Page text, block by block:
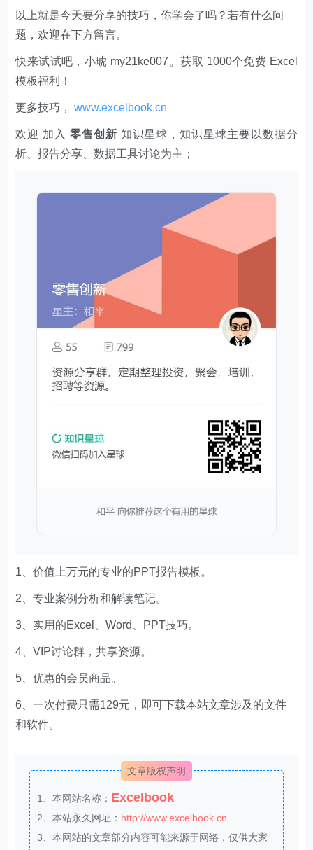
以上就是今天要分享的技巧，你学会了吗？若有什么问
题，欢迎在下方留言。
快来试试吧，小琥 my21ke007。获取 1000个免费 Excel
模板福利​​​​！
更多技巧，www.excelbook.cn
欢迎 加入 零售创新 知识星球，知识星球主要以数据分
析、报告分享、数据工具讨论为主；
1、价值上万元的专业的PPT报告模板。
2、专业案例分析和解读笔记。
3、实用的Excel、Word、PPT技巧。
4、VIP讨论群，共享资源。
5、优惠的会员商品。
6、一次付费只需129元，即可下载本站文章涉及的文件
和软件。
文章版权声明
1、本网站名称： Excelbook
2、本站永久网址： http://www.excelbook.cn
3、本网站的文章部分内容可能来源于网络，仅供大家